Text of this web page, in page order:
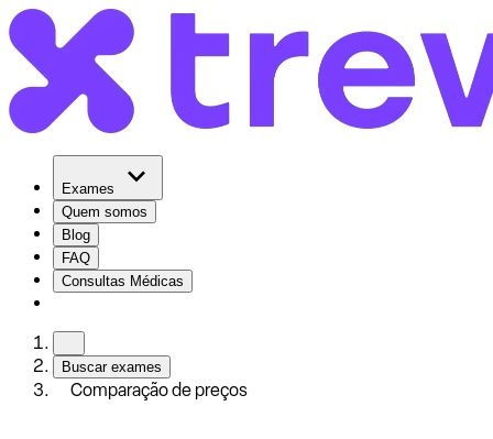
Exames
Quem somos
Blog
FAQ
Consultas Médicas
Buscar exames
Comparação de preços